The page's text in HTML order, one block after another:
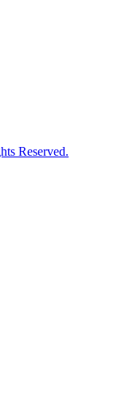
Reserved.